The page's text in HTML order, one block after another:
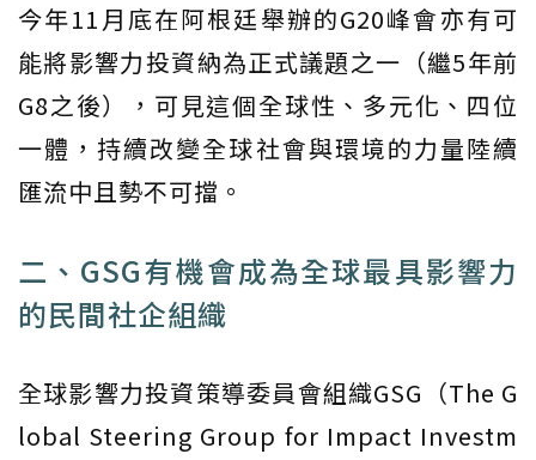
今年11月底在阿根廷舉辦的G20峰會亦有可
能將影響力投資納為正式議題之一（繼5年前
G8之後），可見這個全球性、多元化、四位
一體，持續改變全球社會與環境的力量陸續
匯流中且勢不可擋。
二、GSG有機會成為全球最具影響力
的民間社企組織
全球影響力投資策導委員會組織GSG（The G
lobal Steering Group for Impact Investm